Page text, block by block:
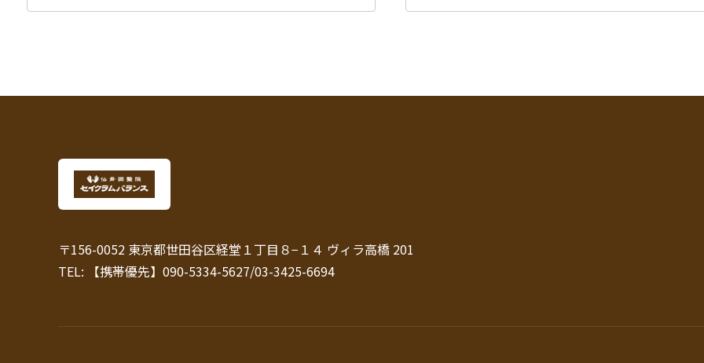
〒156-0052 東京都世田谷区経堂１丁目８−１４ ヴィラ高橋 201
TEL: 【携帯優先】090-5334-5627/03-3425-6694